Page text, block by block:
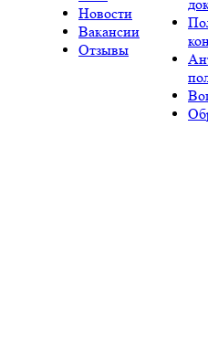
Новости
Вакансии
Отзывы